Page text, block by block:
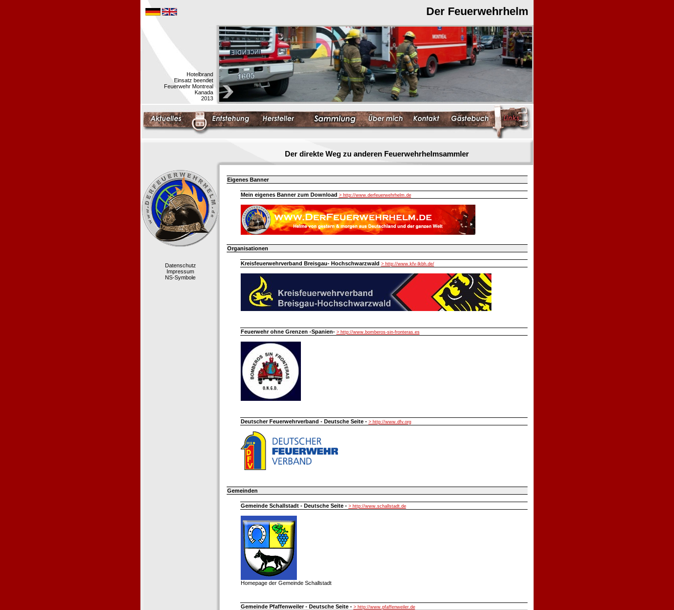
Der Feuerwehrhelm
Hotelbrand
Einsatz beendet
Feuerwehr Montreal
Kanada
2013
Der direkte Weg zu anderen Feuerwehrhelmsammler
Datenschutz
Impressum
NS-Symbole
Eigenes Banner
Mein eigenes Banner zum Download > http://www.derfeuerwehrhelm.de
Organisationen
Kreisfeuerwehrverband Breisgau- Hochschwarzwald > http://www.kfv-lkbh.de/
Feuerwehr ohne Grenzen -Spanien- > http://www.bomberos-sin-fronteras.es
Deutscher Feuerwehrverband - Deutsche Seite - > http://www.dfv.org
Gemeinden
Gemeinde Schallstadt - Deutsche Seite - > http://www.schallstadt.de
Homepage der Gemeinde Schallstadt
Gemeinde Pfaffenweiler - Deutsche Seite - > http://www.pfaffenweiler.de